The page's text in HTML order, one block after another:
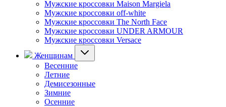
Мужские кроссовки Maison Margiela
Мужские кроссовки off-white
Мужские кроссовки The North Face
Мужские кроссовки UNDER ARMOUR
Мужские кроссовки Versace
Женщинам
Весенние
Летние
Демисезонные
Зимние
Осенние